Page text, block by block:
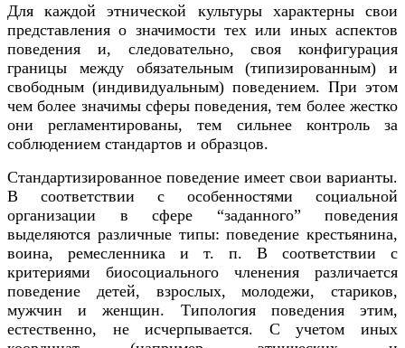
Для каждой этнической культуры характерны свои
представления о значимости тех или иных аспектов
поведения и, следовательно, своя конфигурация
границы между обязательным (типизированным) и
свободным (индивидуальным) поведением. При этом
чем более значимы сферы поведения, тем более жестко
они регламентированы, тем сильнее контроль за
соблюдением стандартов и образцов.
Стандартизированное поведение имеет свои варианты.
В соответствии с особенностями социальной
организации в сфере “заданного” поведения
выделяются различные типы: поведение крестьянина,
воина, ремесленника и т. п. В соответствии с
критериями биосоциального членения различается
поведение детей, взрослых, молодежи, стариков,
мужчин и женщин. Типология поведения этим,
естественно, не исчерпывается. С учетом иных